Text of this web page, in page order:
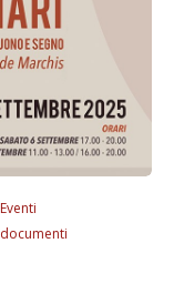
Eventi
documenti